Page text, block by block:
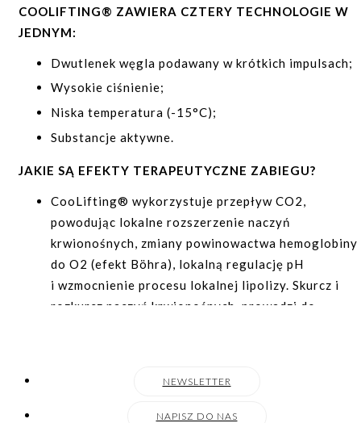
zaburzenia krzepnięcia krwi;
ciężkie schorzenia wątroby i nerek;
infekcje skóry w miejscu wstrzyknięć;
alergia na preparat;
nadmierna otyłość.
COOLIFTING® ZAWIERA CZTERY TECHNOLOGIE W
JEDNYM:
Dwutlenek węgla podawany w krótkich impulsach;
Wysokie ciśnienie;
Niska temperatura (-15°C);
Substancje aktywne.
JAKIE SĄ EFEKTY TERAPEUTYCZNE ZABIEGU?
CooLifting® wykorzystuje przepływ CO2,
powodując lokalne rozszerzenie naczyń
krwionośnych, zmiany powinowactwa hemoglobiny
do O2 (efekt Böhra), lokalną regulację pH
i wzmocnienie procesu lokalnej lipolizy. Skurcz i
rozkurcz naczyń krwionośnych, prowadzi do
korzyści poprzez mechaniczną stymulację
NEWSLETTER
NAPISZ DO NAS